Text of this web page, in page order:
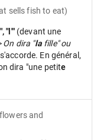
sells fish to eat)
"l'" (devant une
On dira "lafille" ou
En général,
dira "une petite
and